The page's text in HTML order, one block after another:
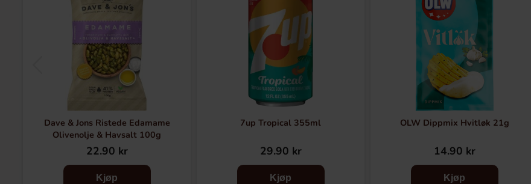
Dave & Jons Ristede Edamame
Olivenolje & Havsalt 100g
22.90 kr
Kjøp
7up Tropical 355ml
29.90 kr
Kjøp
OLW Dippmix Hvitløk 21g
14.90 kr
Kjøp